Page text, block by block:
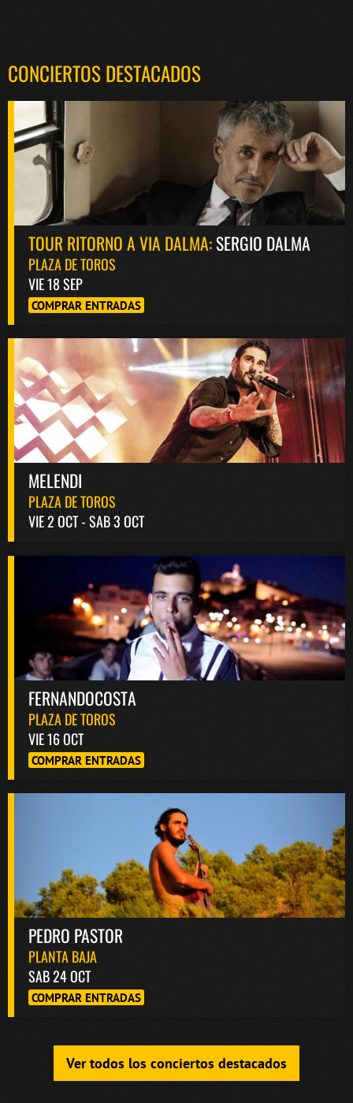
CONCIERTOS DESTACADOS
TOUR RITORNO A VIA DALMA:SERGIO DALMA
PLAZA DE TOROS
VIE 18 SEP
COMPRAR ENTRADAS
MELENDI
PLAZA DE TOROS
VIE 2 OCT - SAB 3 OCT
FERNANDOCOSTA
PLAZA DE TOROS
VIE 16 OCT
COMPRAR ENTRADAS
PEDRO PASTOR
PLANTA BAJA
SAB 24 OCT
COMPRAR ENTRADAS
Ver todos los conciertos destacados